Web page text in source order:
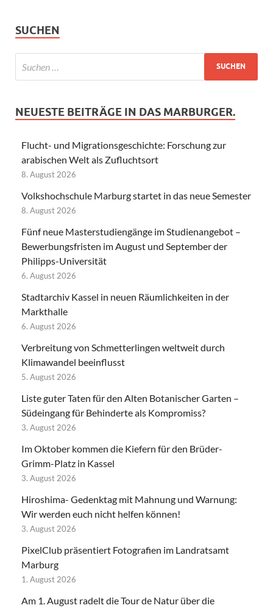
SUCHEN
NEUESTE BEITRÄGE IN DAS MARBURGER.
Flucht- und Migrationsgeschichte: Forschung zur
arabischen Welt als Zufluchtsort
8. August 2026
Volkshochschule Marburg startet in das neue Semester
8. August 2026
Fünf neue Masterstudiengänge im Studienangebot –
Bewerbungsfristen im August und September der
Philipps-Universität
6. August 2026
Stadtarchiv Kassel in neuen Räumlichkeiten in der
Markthalle
6. August 2026
Verbreitung von Schmetterlingen weltweit durch
Klimawandel beeinflusst
5. August 2026
Liste guter Taten für den Alten Botanischer Garten –
Südeingang für Behinderte als Kompromiss?
3. August 2026
Im Oktober kommen die Kiefern für den Brüder-
Grimm-Platz in Kassel
3. August 2026
Hiroshima- Gedenktag mit Mahnung und Warnung:
Wir werden euch nicht helfen können!
3. August 2026
PixelClub präsentiert Fotografien im Landratsamt
Marburg
1. August 2026
Am 1. August radelt die Tour de Natur über die